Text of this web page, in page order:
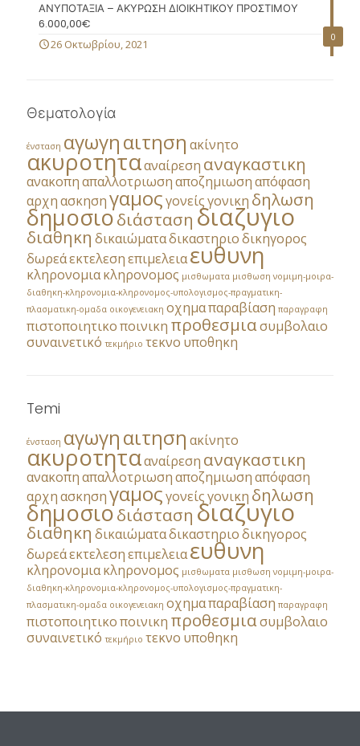
0
ΑΝΥΠΟΤΑΞΙΑ – ΑΚΥΡΩΣΗ ΔΙΟΙΚΗΤΙΚΟΥ ΠΡΟΣΤΙΜΟΥ
6.000,00€
26 Οκτωβρίου, 2021
Θεματολογία
ένσταση αγωγηαιτηση ακίνητο
ακυροτητααναίρεση αναγκαστικη
ανακοπηαπαλλοτριωσηαποζημιωσηαπόφαση
αρχηασκησηγαμοςγονείςγονικη δηλωση
δημοσιοδιάσταση διαζυγιο
διαθηκη δικαιώματαδικαστηριοδικηγορος
δωρεάεκτελεσηεπιμελειαευθυνη
κληρονομιακληρονομος μισθωματα μισθωση νομιμη-μοιρα-
διαθηκη-κληρονομια-κληρονομος-υπολογισμος-πραγματικη-
πλασματικη-ομαδα οικογενειακη οχημαπαραβίαση παραγραφη
πιστοποιητικοποινικη προθεσμιασυμβολαιο
συναινετικό τεκμήριο τεκνο υποθηκη
Temi
ένσταση αγωγηαιτηση ακίνητο
ακυροτητααναίρεση αναγκαστικη
ανακοπηαπαλλοτριωσηαποζημιωσηαπόφαση
αρχηασκησηγαμοςγονείςγονικη δηλωση
δημοσιοδιάσταση διαζυγιο
διαθηκη δικαιώματαδικαστηριοδικηγορος
δωρεάεκτελεσηεπιμελειαευθυνη
κληρονομιακληρονομος μισθωματα μισθωση νομιμη-μοιρα-
διαθηκη-κληρονομια-κληρονομος-υπολογισμος-πραγματικη-
πλασματικη-ομαδα οικογενειακη οχημαπαραβίαση παραγραφη
πιστοποιητικοποινικη προθεσμιασυμβολαιο
συναινετικό τεκμήριο τεκνο υποθηκη